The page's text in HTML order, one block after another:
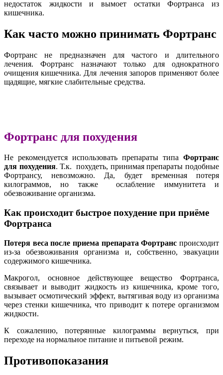
недостаток жидкости и вымоет остатки Фортранса из
кишечника.
Как часто можно принимать Фортранс
Фортранс не предназначен для частого и длительного
лечения. Фортранс назначают только для однократного
очищения кишечника. Для лечения запоров применяют более
щадящие, мягкие слабительные средства.
Фортранс для похудения
Не рекомендуется использовать препараты типа Фортранс
для похудения. Т.к. похудеть, принимая препараты подобные
Фортрансу, невозможно. Да, будет временная потеря
килограммов, но также ослабление иммунитета и
обезвоживание организма.
Как происходит быстрое похудение при приёме
Фортранса
Потеря веса после приема препарата Фортранс происходит
из-за обезвоживания организма и, собственно, эвакуации
содержимого кишечника.
Макрогол, основное действующее вещество Фортранса,
связывает и выводит жидкость из кишечника, кроме того,
вызывает осмотический эффект, вытягивая воду из организма
через стенки кишечника, что приводит к потере организмом
жидкости.
К сожалению, потерянные килограммы вернуться, при
переходе на нормальное питание и питьевой режим.
Противопоказания